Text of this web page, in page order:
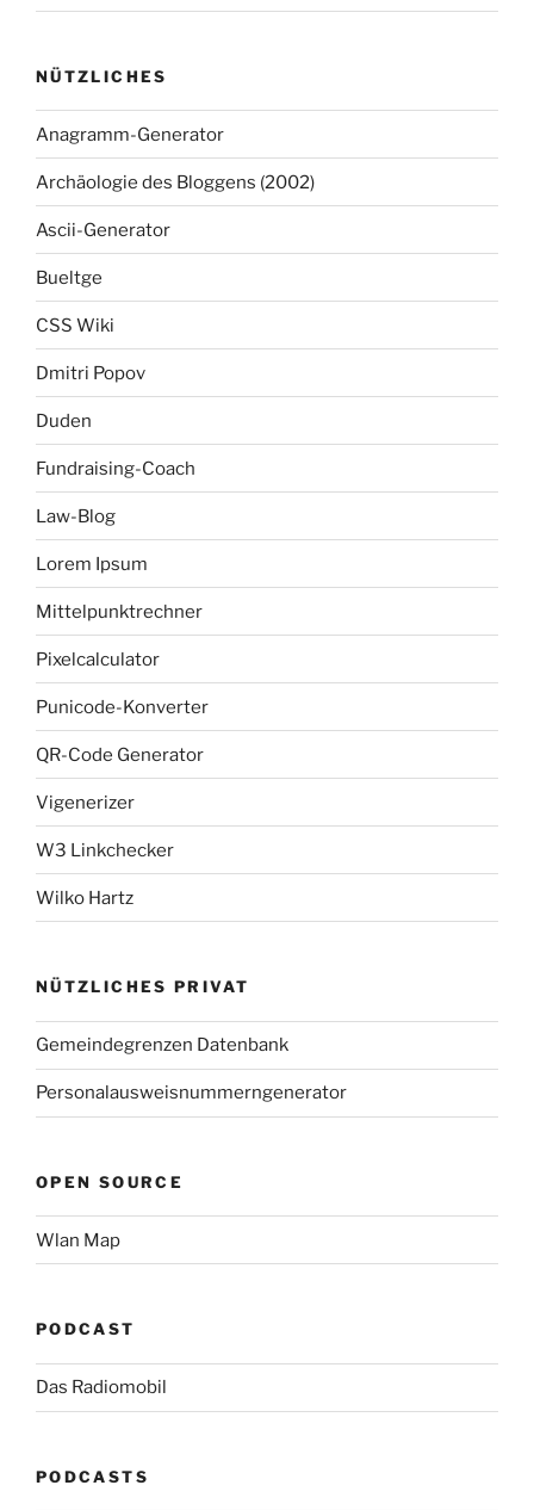
NÜTZLICHES
Anagramm-Generator
Archäologie des Bloggens (2002)
Ascii-Generator
Bueltge
CSS Wiki
Dmitri Popov
Duden
Fundraising-Coach
Law-Blog
Lorem Ipsum
Mittelpunktrechner
Pixelcalculator
Punicode-Konverter
QR-Code Generator
Vigenerizer
W3 Linkchecker
Wilko Hartz
NÜTZLICHES PRIVAT
Gemeindegrenzen Datenbank
Personalausweisnummerngenerator
OPEN SOURCE
Wlan Map
PODCAST
Das Radiomobil
PODCASTS